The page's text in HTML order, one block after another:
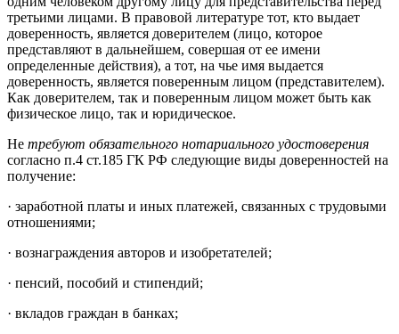
третьими лицами. В правовой литературе тот, кто выдает
доверенность, является доверителем (лицо, которое
представляют в дальнейшем, совершая от ее имени
определенные действия), а тот, на чье имя выдается
доверенность, является поверенным лицом (представителем).
Как доверителем, так и поверенным лицом может быть как
физическое лицо, так и юридическое.
Не требуют обязательного нотариального удостоверения
согласно п.4 ст.185 ГК РФ следующие виды доверенностей на
получение:
· заработной платы и иных платежей, связанных с трудовыми
отношениями;
· вознаграждения авторов и изобретателей;
· пенсий, пособий и стипендий;
· вкладов граждан в банках;